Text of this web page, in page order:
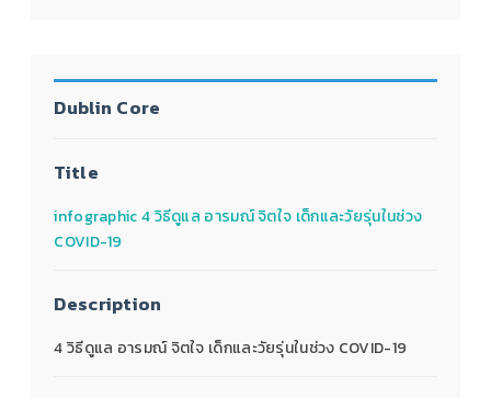
Dublin Core
Title
infographic 4 วิธีดูแล อารมณ์ จิตใจ เด็กและวัยรุ่นในช่วง
COVID-19
Description
4 วิธีดูแล อารมณ์ จิตใจ เด็กและวัยรุ่นในช่วง COVID-19